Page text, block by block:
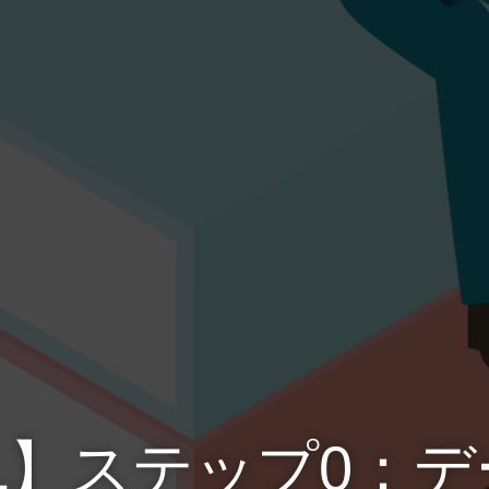
ステップ0：